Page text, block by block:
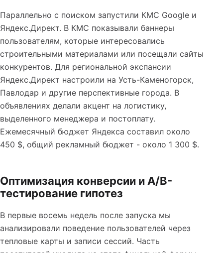
Параллельно с поиском запустили КМС Google и
Яндекс.Директ. В КМС показывали баннеры
пользователям, которые интересовались
строительными материалами или посещали сайты
конкурентов. Для региональной экспансии
Яндекс.Директ настроили на Усть-Каменогорск,
Павлодар и другие перспективные города. В
объявлениях делали акцент на логистику,
выделенного менеджера и постоплату.
Ежемесячный бюджет Яндекса составил около
450 $, общий рекламный бюджет - около 1 300 $.
Оптимизация конверсии и A/B-
тестирование гипотез
В первые восемь недель после запуска мы
анализировали поведение пользователей через
тепловые карты и записи сессий. Часть